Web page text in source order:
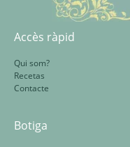
Accès ràpid
Qui som?
Recetas
Contacte
Botiga